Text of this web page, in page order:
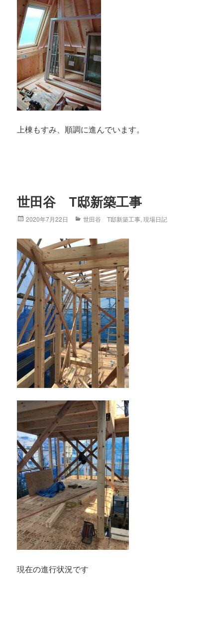
上棟もすみ、順調に進んでいます。
世田谷 T邸新築工事
Posted
2020年7月22日 Categories
世田谷 T邸新築工事,現場日記
現在の進行状況です